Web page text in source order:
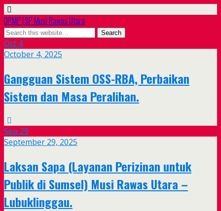
DPMPTSP Musi Rawas Utara
Oct 4
October 4, 2025
Gangguan Sistem OSS-RBA, Perbaikan
Sistem dan Masa Peralihan.
Sep 29
September 29, 2025
Laksan Sapa (Layanan Perizinan untuk
Publik di Sumsel) Musi Rawas Utara –
Lubuklinggau.